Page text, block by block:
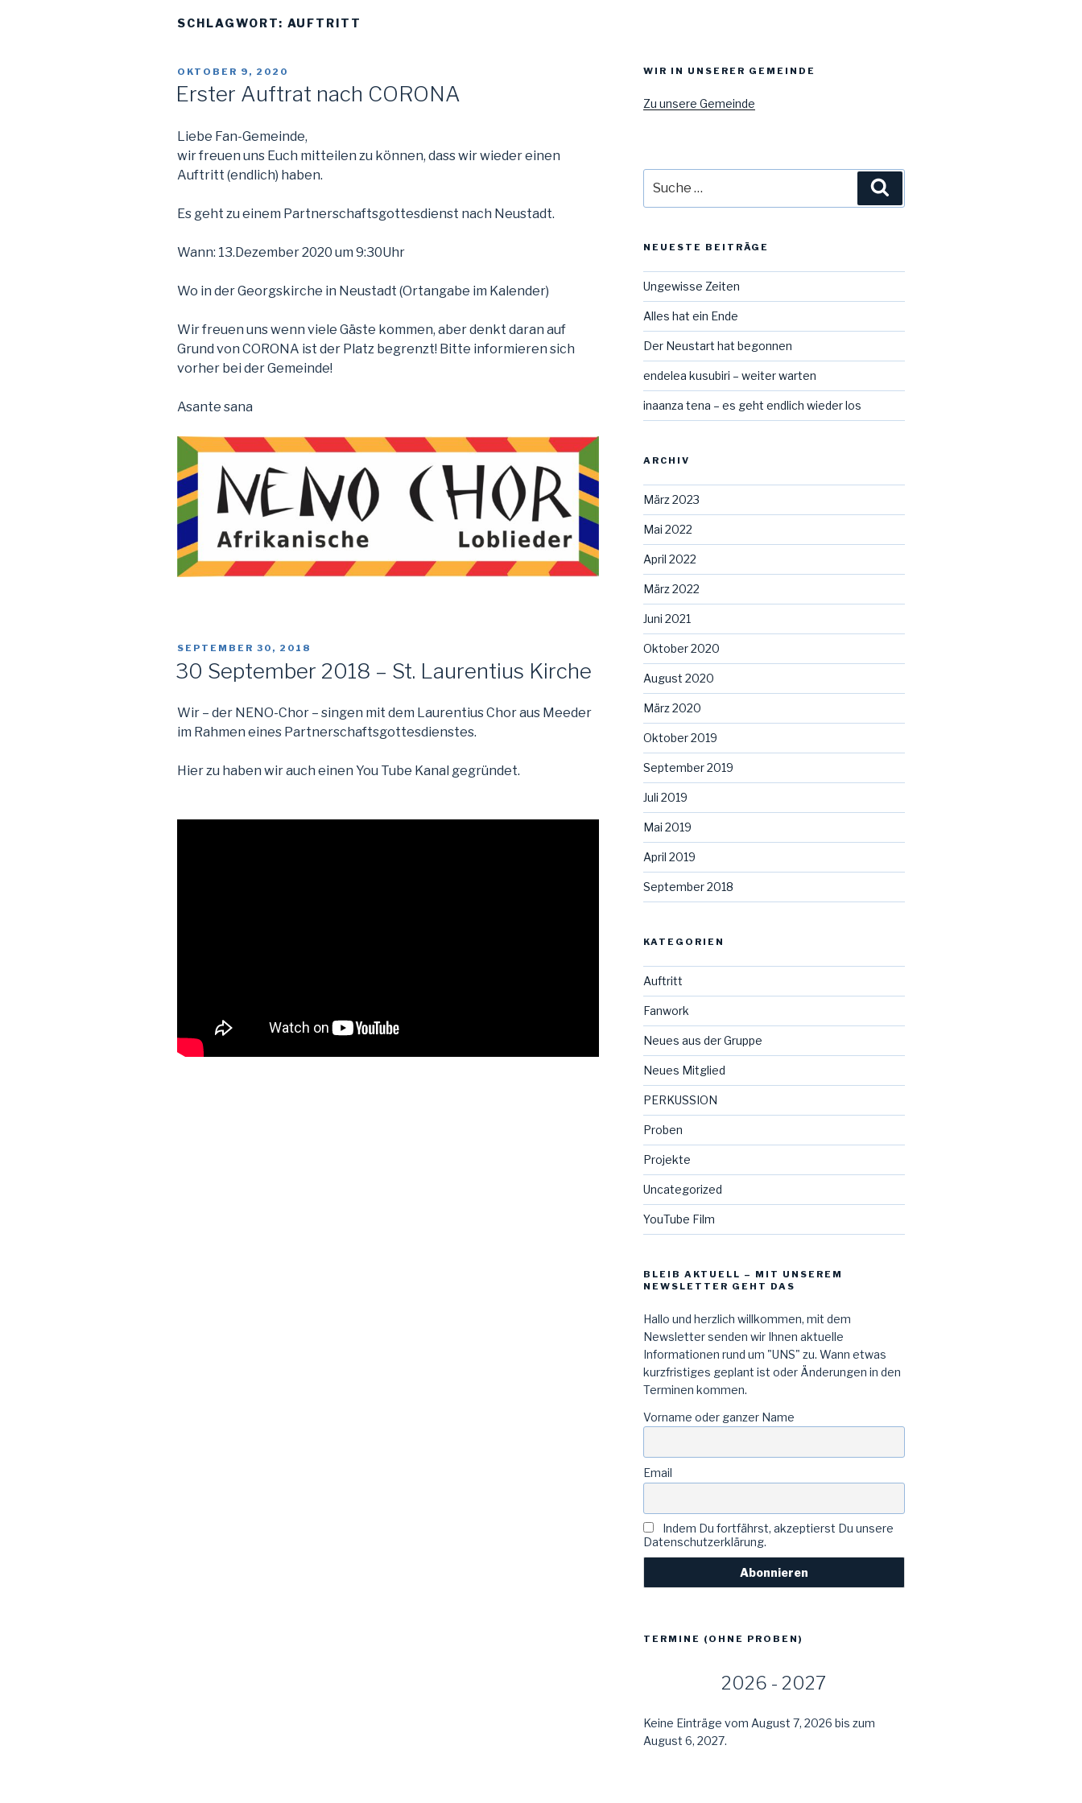
SCHLAGWORT: AUFTRITT
VERÖFFENTLICHT
OKTOBER 9, 2020
Erster Auftrat nach CORONA
Liebe Fan-Gemeinde,
wir freuen uns Euch mitteilen zu können, dass wir wieder einen
Auftritt (endlich) haben.
Es geht zu einem Partnerschaftsgottesdienst nach Neustadt.
Wann: 13.Dezember 2020 um 9:30Uhr
Wo in der Georgskirche in Neustadt (Ortangabe im Kalender)
Wir freuen uns wenn viele Gäste kommen, aber denkt daran auf
Grund von CORONA ist der Platz begrenzt! Bitte informieren sich
vorher bei der Gemeinde!
Asante sana
VERÖFFENTLICHT
SEPTEMBER 30, 2018
30 September 2018 – St. Laurentius Kirche
Wir – der NENO-Chor – singen mit dem Laurentius Chor aus Meeder
im Rahmen eines Partnerschaftsgottesdienstes.
Hier zu haben wir auch einen You Tube Kanal gegründet.
WIR IN UNSERER GEMEINDE
Zu unsere Gemeinde
nach:
NEUESTE BEITRÄGE
Ungewisse Zeiten
Alles hat ein Ende
Der Neustart hat begonnen
endelea kusubiri – weiter warten
inaanza tena – es geht endlich wieder los
ARCHIV
März 2023
Mai 2022
April 2022
März 2022
Juni 2021
Oktober 2020
August 2020
März 2020
Oktober 2019
September 2019
Juli 2019
Mai 2019
April 2019
September 2018
KATEGORIEN
Auftritt
Fanwork
Neues aus der Gruppe
Neues Mitglied
PERKUSSION
Proben
Projekte
Uncategorized
YouTube Film
BLEIB AKTUELL – MIT UNSEREM
NEWSLETTER GEHT DAS
Hallo und herzlich willkommen, mit dem
Newsletter senden wir Ihnen aktuelle
Informationen rund um "UNS" zu. Wann etwas
kurzfristiges geplant ist oder Änderungen in den
Terminen kommen.
Vorname oder ganzer Name
Email
Indem Du fortfährst, akzeptierst Du unsere
Datenschutzerklärung.
TERMINE (OHNE PROBEN)
2026 - 2027
Keine Einträge vom August 7, 2026 bis zum
August 6, 2027.